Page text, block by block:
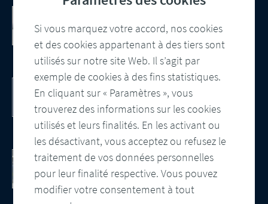
Si vous marquez votre accord, nos cookies
et des cookies appartenant à des tiers sont
utilisés sur notre site Web. Il s’agit par
exemple de cookies à des fins statistiques.
En cliquant sur « Paramètres », vous
trouverez des informations sur les cookies
utilisés et leurs finalités. En les activant ou
les désactivant, vous acceptez ou refusez le
traitement de vos données personnelles
pour leur finalité respective. Vous pouvez
modifier votre consentement à tout
cloud Salesforce
Intégration, gestion centralisée des
modèles et contrôle automatisé des
sorties
DocBridge® Communication Suite
Customer Communication Management
Solution native du cloud
Contrôle documentaire. Obtenez le livre
blanc.
Regardez la vidéo - Les avantages d'une
assurance qualité automatisée